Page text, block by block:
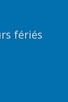
fériés